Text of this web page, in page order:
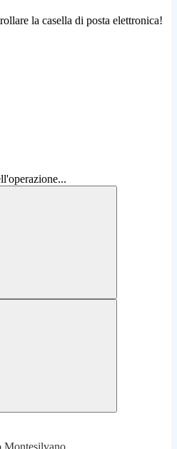
la casella di posta elettronica!